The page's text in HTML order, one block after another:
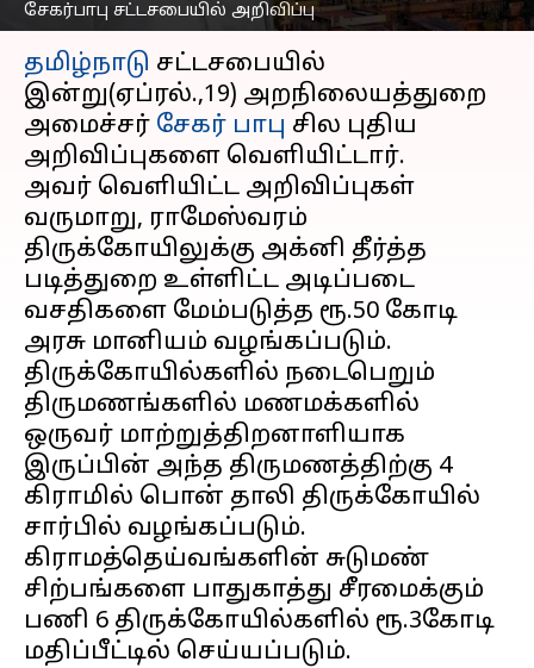
சேகர்பாபு சட்டசபையில் அறிவிப்பு
செய்தி முன்னோட்டம்
தமிழ்நாடு சட்டசபையில்
இன்று(ஏப்ரல்.,19) அறநிலையத்துறை
அமைச்சர் சேகர் பாபு சில புதிய
அறிவிப்புகளை வெளியிட்டார்.
அவர் வெளியிட்ட அறிவிப்புகள்
வருமாறு, ராமேஸ்வரம்
திருக்கோயிலுக்கு அக்னி தீர்த்த
படித்துறை உள்ளிட்ட அடிப்படை
வசதிகளை மேம்படுத்த ரூ.50 கோடி
அரசு மானியம் வழங்கப்படும்.
திருக்கோயில்களில் நடைபெறும்
திருமணங்களில் மணமக்களில்
ஒருவர் மாற்றுத்திறனாளியாக
இருப்பின் அந்த திருமணத்திற்கு 4
கிராமில் பொன் தாலி திருக்கோயில்
சார்பில் வழங்கப்படும்.
கிராமத்தெய்வங்களின் சுடுமண்
சிற்பங்களை பாதுகாத்து சீரமைக்கும்
பணி 6 திருக்கோயில்களில் ரூ.3கோடி
மதிப்பீட்டில் செய்யப்படும்.